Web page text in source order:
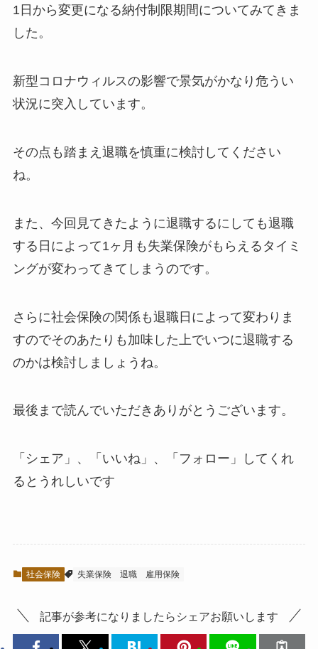
1日から変更になる納付制限期間についてみてきま
した。
新型コロナウィルスの影響で景気がかなり危うい
状況に突入しています。
その点も踏まえ退職を慎重に検討してください
ね。
また、今回見てきたように退職するにしても退職
する日によって1ヶ月も失業保険がもらえるタイミ
ングが変わってきてしまうのです。
さらに社会保険の関係も退職日によって変わりま
すのでそのあたりも加味した上でいつに退職する
のかは検討しましょうね。
最後まで読んでいただきありがとうございます。
「シェア」、「いいね」、「フォロー」してくれ
るとうれしいです
社会保険 失業保険 退職 雇用保険
記事が参考になりましたらシェアお願いします